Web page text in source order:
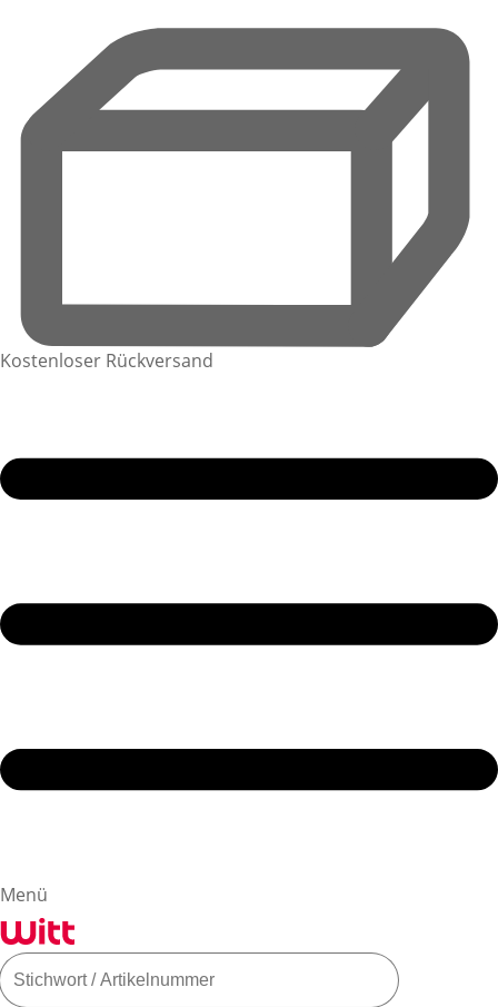
Kostenloser Rückversand
Menü